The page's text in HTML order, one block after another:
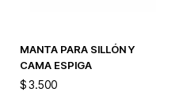
MANTA PARA SILLÓN Y
CAMA ESPIGA
$3.500